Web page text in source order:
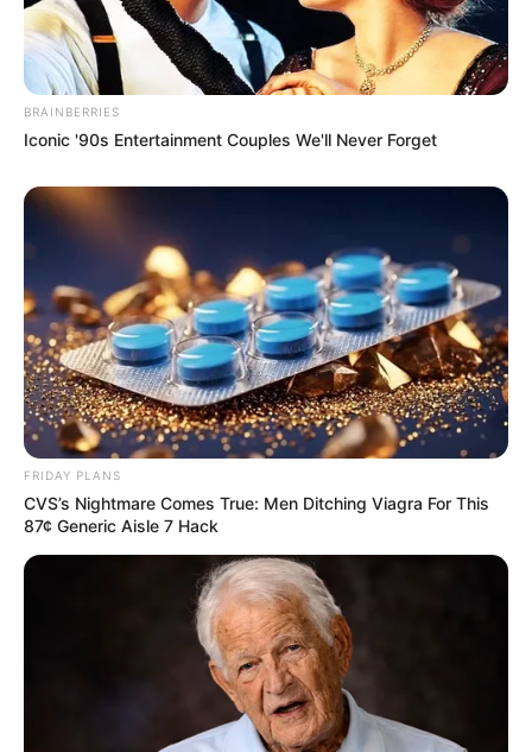
BRAINBERRIES
Iconic '90s Entertainment Couples We'll Never Forget
FRIDAY PLANS
CVS’s Nightmare Comes True: Men Ditching Viagra For This
87¢ Generic Aisle 7 Hack